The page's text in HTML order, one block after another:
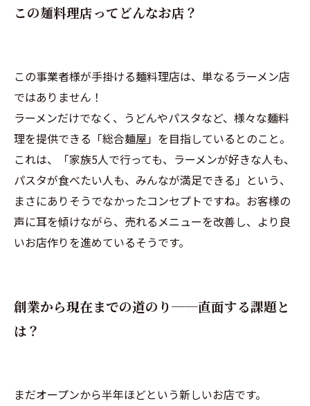
この麺料理店ってどんなお店？
この事業者様が手掛ける麺料理店は、単なるラーメン店
ではありません！
ラーメンだけでなく、うどんやパスタなど、様々な麺料
理を提供できる「総合麺屋」を目指しているとのこと。
これは、「家族5人で行っても、ラーメンが好きな人も、
パスタが食べたい人も、みんなが満足できる」という、
まさにありそうでなかったコンセプトですね。お客様の
声に耳を傾けながら、売れるメニューを改善し、より良
いお店作りを進めているそうです。
創業から現在までの道のり──直面する課題と
は？
まだオープンから半年ほどという新しいお店です。